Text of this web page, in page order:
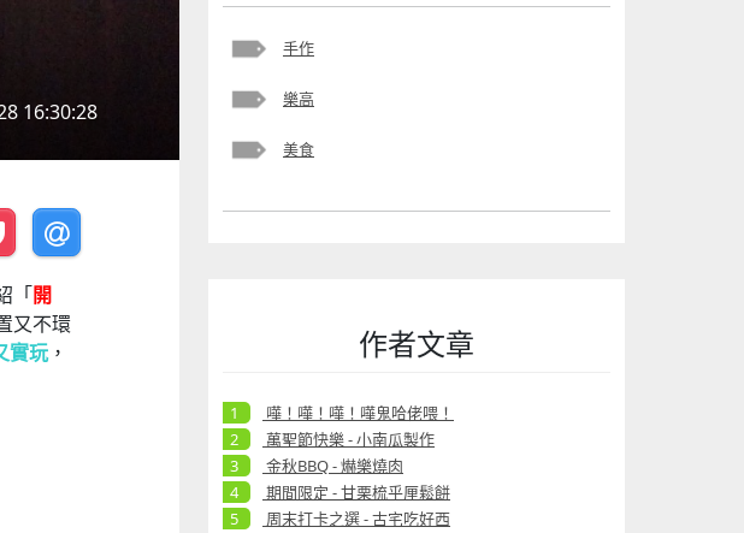
16:30:28
「開
又不環
實玩，
手作
樂高
美食
作者文章
嘩！嘩！嘩！嘩鬼哈佬喂！
萬聖節快樂 - 小南瓜製作
金秋BBQ - 爀樂燒肉
期間限定 - 甘栗梳乎厘鬆餅
周末打卡之選 - 古宅吃好西